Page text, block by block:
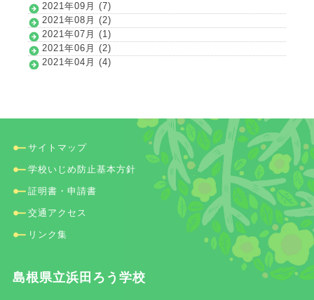
2021年09月 (7)
2021年08月 (2)
2021年07月 (1)
2021年06月 (2)
2021年04月 (4)
サイトマップ
学校いじめ防止基本方針
証明書・申請書
交通アクセス
リンク集
島根県立浜田ろう学校